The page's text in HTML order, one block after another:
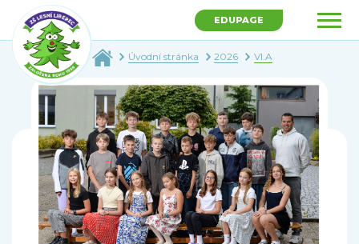
EDUPAGE
Úvodní stránka 2026 VI.A